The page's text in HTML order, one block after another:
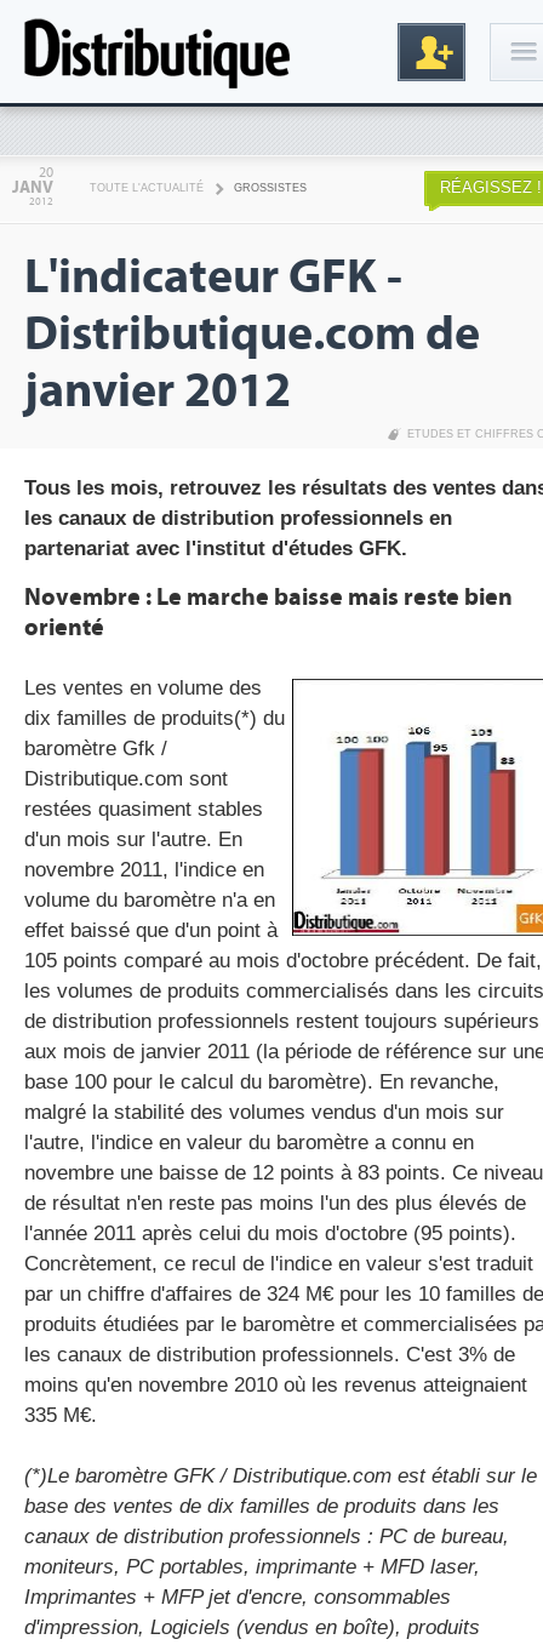
20
JANV
2012
TOUTE L'ACTUALITÉ GROSSISTES RÉAGISSEZ !
L'indicateur GFK -
Distributique.com de
janvier 2012
ETUDES ET CHIFFRES
Tous les mois, retrouvez les résultats des ventes
les canaux de distribution professionnels en
partenariat avec l'institut d'études GFK.
Novembre : Le marche baisse mais reste bien
orienté
Les ventes en volume des
dix familles de produits(*) du
baromètre Gfk /
Distributique.com sont
restées quasiment stables
d'un mois sur l'autre. En
novembre 2011, l'indice en
volume du baromètre n'a en
effet baissé que d'un point à
105 points comparé au mois d'octobre précédent. De fait,
les volumes de produits commercialisés dans les circuits
de distribution professionnels restent toujours supérieurs
aux mois de janvier 2011 (la période de référence sur
base 100 pour le calcul du baromètre). En revanche,
malgré la stabilité des volumes vendus d'un mois sur
l'autre, l'indice en valeur du baromètre a connu en
novembre une baisse de 12 points à 83 points. Ce niveau
de résultat n'en reste pas moins l'un des plus élevés de
l'année 2011 après celui du mois d'octobre (95 points).
Concrètement, ce recul de l'indice en valeur s'est traduit
par un chiffre d'affaires de 324 M€ pour les 10 familles de
produits étudiées par le baromètre et commercialisées
les canaux de distribution professionnels. C'est 3% de
moins qu'en novembre 2010 où les revenus atteignaient
335 M€.
(*)Le baromètre GFK / Distributique.com est établi sur le
base des ventes de dix familles de produits dans les
canaux de distribution professionnels : PC de bureau,
moniteurs, PC portables, imprimante + MFD laser,
Imprimantes + MFP jet d'encre, consommables
d'impression, Logiciels (vendus en boîte), produits